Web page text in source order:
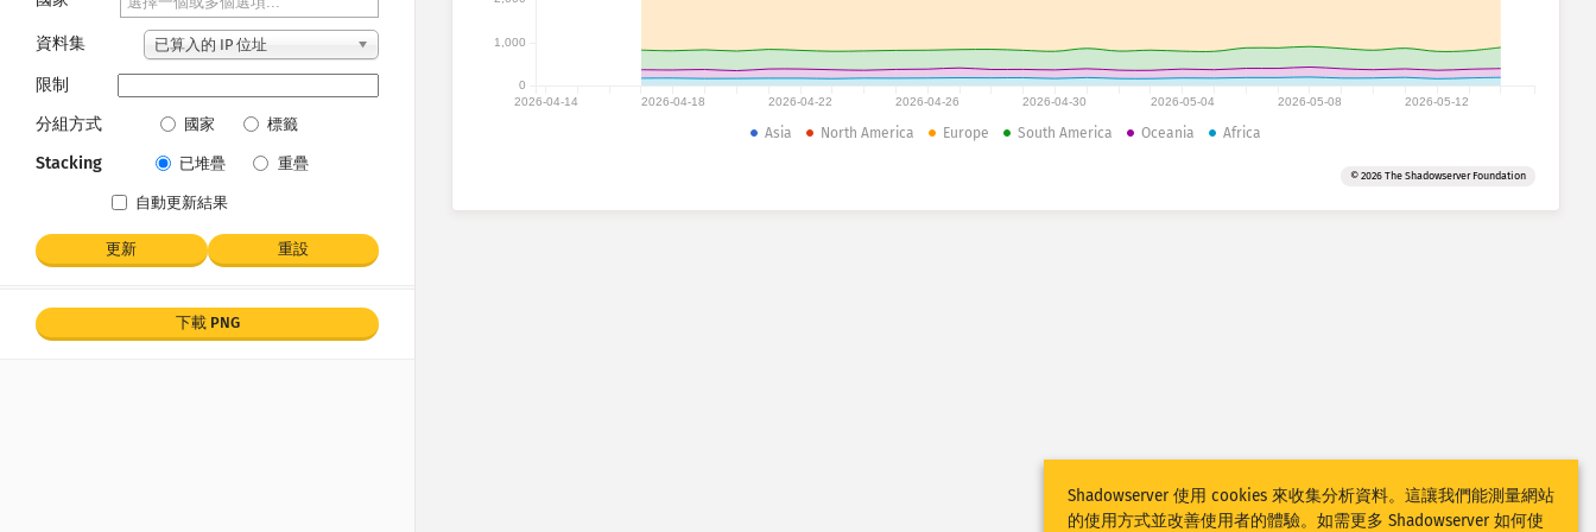
資料集 已算入的 IP 位址
限制
分組方式
國家 標籤
Stacking 已堆疊 重疊
自動更新結果
更新 重設
下載 PNG
2026-04-14 2026-04-18 2026-04-22 2026-04-26 2026-04-30 2026-05-04 2026-05-08 2026-05-12
0
1,000
Asia North America Europe South America Oceania Africa
© 2026 The Shadowserver Foundation
Shadowserver 使用 cookies 來收集分析資料。這讓我們能測量網站
的使用方式並改善使用者的體驗。如需更多 Shadowserver 如何使